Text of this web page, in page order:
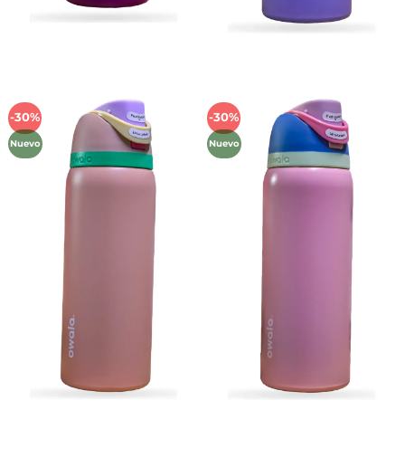
-30%
Nuevo
Añadir
lista de
deseos
-30%
Nuevo
Añadir
lista de
deseos